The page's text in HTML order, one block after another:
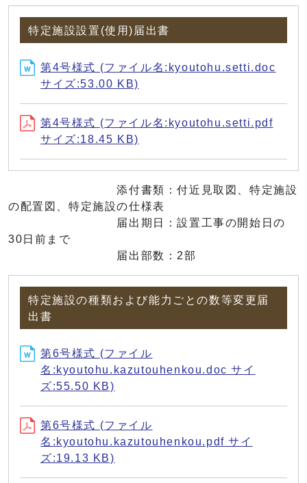
特定施設設置(使用)届出書
第4号様式 (ファイル名:kyoutohu.setti.doc
サイズ:53.00 KB)
第4号様式 (ファイル名:kyoutohu.setti.pdf
サイズ:18.45 KB)
添付書類：付近見取図、特定施設
の配置図、特定施設の仕様表
届出期日：設置工事の開始日の
30日前まで
届出部数：2部
特定施設の種類および能力ごとの数等変更届
出書
第6号様式 (ファイル
名:kyoutohu.kazutouhenkou.doc サイ
ズ:55.50 KB)
第6号様式 (ファイル
名:kyoutohu.kazutouhenkou.pdf サイ
ズ:19.13 KB)